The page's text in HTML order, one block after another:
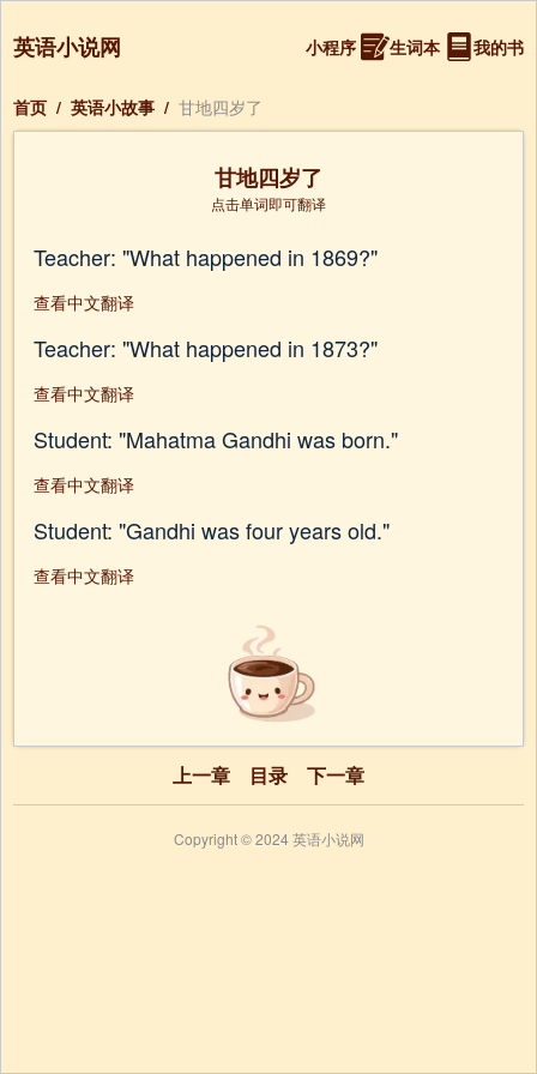
英语小说网 小程序 生词本 我的书
首页 / 英语小故事 / 甘地四岁了
甘地四岁了
点击单词即可翻译
Teacher: "What happened in 1869?"
查看中文翻译
Teacher: "What happened in 1873?"
查看中文翻译
Student: "Mahatma Gandhi was born."
查看中文翻译
Student: "Gandhi was four years old."
查看中文翻译
上一章 目录 下一章
Copyright © 2024 英语小说网